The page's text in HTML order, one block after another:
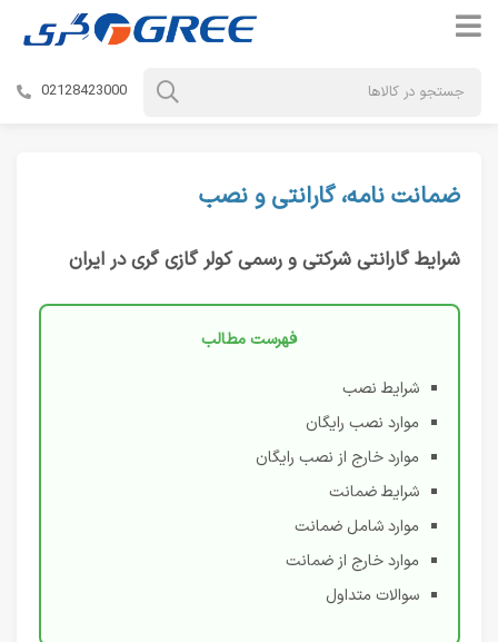
02128423000
ضمانت نامه، گارانتی و نصب
شرایط گارانتی شرکتی و رسمی کولر گازی گری در ایران
فهرست مطالب
شرایط نصب
موارد نصب رایگان
موارد خارج از نصب رایگان
شرایط ضمانت
موارد شامل ضمانت
موارد خارج از ضمانت
سوالات متداول